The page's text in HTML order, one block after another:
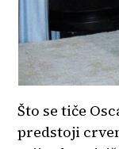
Što se tiče
predstoji